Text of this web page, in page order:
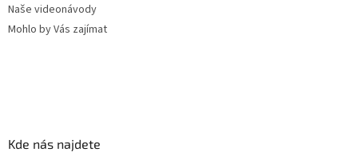
Naše videonávody
Mohlo by Vás zajímat
Kde nás najdete